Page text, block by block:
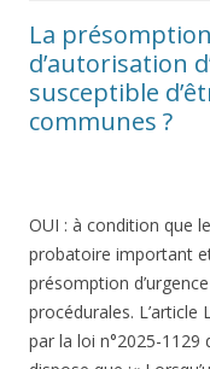
La
d’autorisation
susceptible
communes ?
OUI : à condition que
probatoire important
présomption
procédurales. L’article
par la loi n°2025-1129